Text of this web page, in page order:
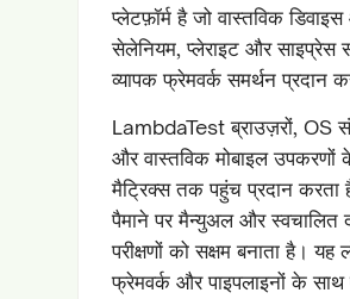
प्लेटफ़ॉर्म है जो वास्तविक
सेलेनियम, प्लेराइट और साइप्रेस
व्यापक फ्रेमवर्क समर्थन प्रदान
LambdaTest ब्राउज़रों, OS
और वास्तविक मोबाइल
मैट्रिक्स तक पहुंच प्रदान करता
पैमाने पर मैन्युअल और स्वचालित
परीक्षणों को सक्षम बनाता है। यह
फ्रेमवर्क और पाइपलाइनों के